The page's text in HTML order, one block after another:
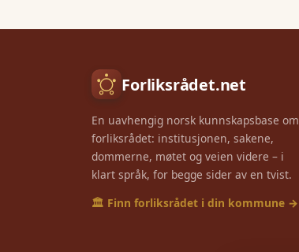
Forliksrådet.net
En uavhengig norsk kunnskapsbase om
forliksrådet: institusjonen, sakene,
dommerne, møtet og veien videre – i
klart språk, for begge sider av en tvist.
🏛️ Finn forliksrådet i din kommune →